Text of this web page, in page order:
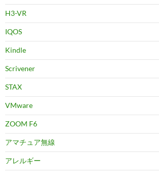
H3-VR
IQOS
Kindle
Scrivener
STAX
VMware
ZOOM F6
アマチュア無線
アレルギー